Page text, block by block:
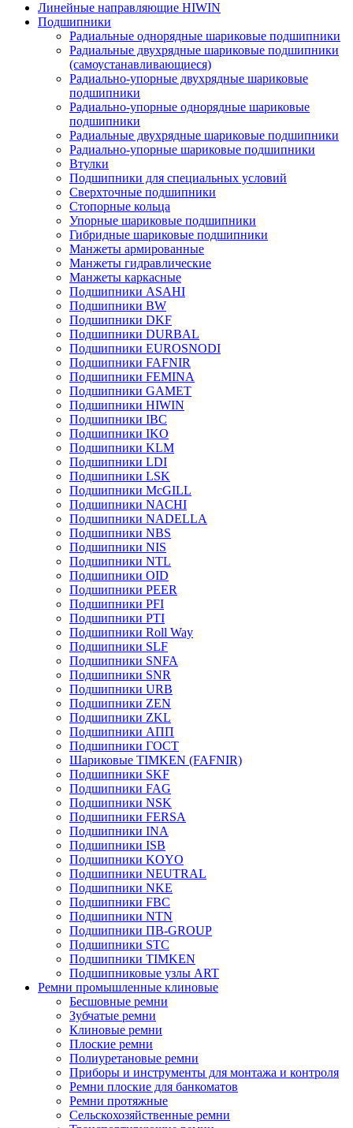
Линейные направляющие HIWIN
Подшипники
Радиальные однорядные шариковые подшипники
Радиальные двухрядные шариковые подшипники
(самоустанавливающиеся)
Радиально-упорные двухрядные шариковые
подшипники
Радиально-упорные однорядные шариковые
подшипники
Радиальные двухрядные шариковые подшипники
Радиально-упорные шариковые подшипники
Втулки
Подшипники для специальных условий
Сверхточные подшипники
Стопорные кольца
Упорные шариковые подшипники
Гибридные шариковые подшипники
Манжеты армированные
Манжеты гидравлические
Манжеты каркасные
Подшипники ASAHI
Подшипники BW
Подшипники DKF
Подшипники DURBAL
Подшипники EUROSNODI
Подшипники FAFNIR
Подшипники FEMINA
Подшипники GAMET
Подшипники HIWIN
Подшипники IBC
Подшипники IKO
Подшипники KLM
Подшипники LDI
Подшипники LSK
Подшипники McGILL
Подшипники NACHI
Подшипники NADELLA
Подшипники NBS
Подшипники NIS
Подшипники NTL
Подшипники OID
Подшипники PEER
Подшипники PFI
Подшипники PTI
Подшипники Roll Way
Подшипники SLF
Подшипники SNFA
Подшипники SNR
Подшипники URB
Подшипники ZEN
Подшипники ZKL
Подшипники АПП
Подшипники ГОСТ
Шариковые ТІMKEN (FAFNIR)
Подшипники SKF
Подшипники FAG
Подшипники NSK
Подшипники FERSA
Подшипники INA
Подшипники ISB
Подшипники KOYO
Подшипники NEUTRAL
Подшипники NKE
Подшипники FBC
Подшипники NTN
Подшипники ПВ-GROUP
Подшипники STC
Подшипники TIMKEN
Подшипниковые узлы ART
Ремни промышленные клиновые
Бесшовные ремни
Зубчатые ремни
Клиновые ремни
Плоские ремни
Полиуретановые ремни
Приборы и инструменты для монтажа и контроля
Ремни плоские для банкоматов
Ремни протяжные
Сельскохозяйственные ремни